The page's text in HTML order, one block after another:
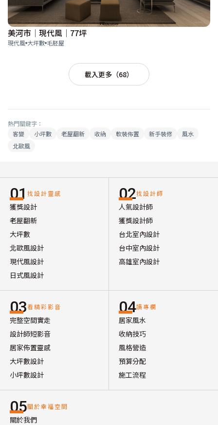
美河市│現代風│77坪
現代風 大坪數 毛胚屋
載入更多（68）
熱門關鍵字：
客變
小坪數 老屋翻新 收納 軟裝佈置 新手裝修
風水
北歐風
01 找設計靈感
獲獎設計
老屋翻新
大坪數
北歐風設計
現代風設計
日式風設計
02找設計師
人氣設計師
獲獎設計師
台北室內設計
台中室內設計
高雄室內設計
03看精彩影音
完整空間實走
設計師短影音
居家佈置靈感
大坪數設計
小坪數設計
04讀專欄
居家風水
收納技巧
風格營造
預算分配
施工流程
05關於幸福空間
關於我們